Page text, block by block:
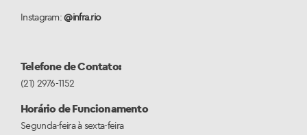
Instagram:@infra.rio
Telefone de Contato:
(21) 2976-1152
Horário de Funcionamento
Segunda-feira à sexta-feira